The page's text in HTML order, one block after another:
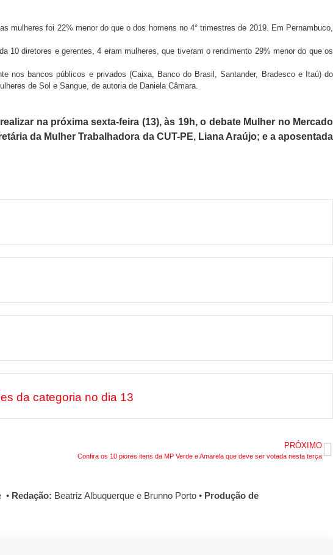
mulheres foi 22% menor do que o dos homens no 4° trimestres de 2019. Em Pernambuco,
10 diretores e gerentes, 4 eram mulheres, que tiveram o rendimento 29% menor do que os
nos bancos públicos e privados (Caixa, Banco do Brasil, Santander, Bradesco e Itaú) do
de Sol e Sangue, de autoria de Daniela Câmara.
na próxima sexta-feira (13), às 19h, o debate Mulher no Mercado
da Mulher Trabalhadora da CUT-PE, Liana Araújo; e a aposentada
da categoria no dia 13
PRÓXIMO
Confira os 10 piores itens da MP Verde e Amarela que deve ser votada nesta terça
• Redação: Beatriz Albuquerque e Brunno Porto • Produção de